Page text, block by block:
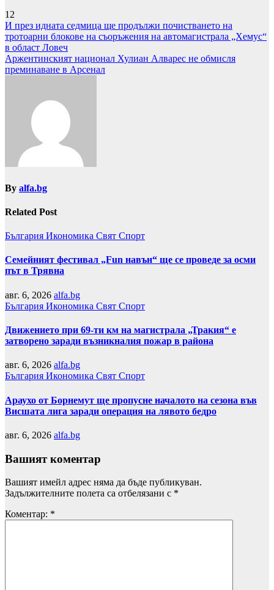
12
Навигация
И през идната седмица ще продължи почистването на
тротоарни блокове на съоръжения на автомагистрала „Хемус“
в област Ловеч
Аржентинският национал Хулиан Алварес не обмисля
преминаване в Арсенал
By alfa.bg
Related Post
България Икономика Свят Спорт
Семейният фестивал „Fun навън“ ще се проведе за осми
път в Трявна
авг. 6, 2026 alfa.bg
България Икономика Свят Спорт
Движението при 69-ти км на магистрала „Тракия“ е
затворено заради възникналия пожар в района
авг. 6, 2026 alfa.bg
България Икономика Свят Спорт
Араухо от Борнемут ще пропусне началото на сезона във
Висшата лига заради операция на лявото бедро
авг. 6, 2026 alfa.bg
Вашият коментар
Вашият имейл адрес няма да бъде публикуван.
Задължителните полета са отбелязани с *
Коментар: *